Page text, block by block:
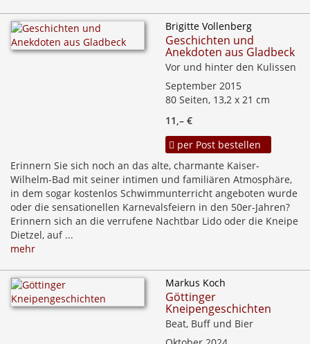
Brigitte Vollenberg
Geschichten und
Anekdoten aus Gladbeck
Vor und hinter den Kulissen
September 2015
80 Seiten, 13,2 x 21 cm
11,– €
per Post bestellen
Erinnern Sie sich noch an das alte, charmante Kaiser-
Wilhelm-Bad mit seiner intimen und familiären Atmosphäre,
in dem sogar kostenlos Schwimmunterricht angeboten wurde
oder die sensationellen Karnevalsfeiern in den 50er-Jahren?
Erinnern sich an die verrufene Nachtbar Lido oder die Kneipe
Dietzel, auf ...
mehr
Markus Koch
Göttinger
Kneipengeschichten
Beat, Buff und Bier